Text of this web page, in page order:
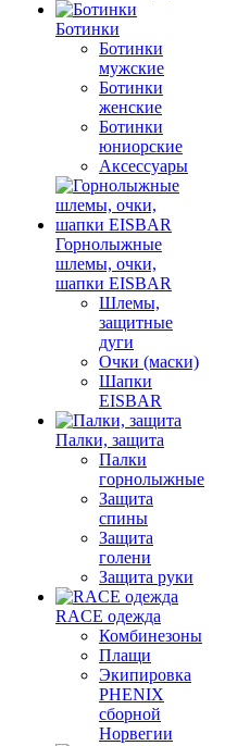
Ботинки
Ботинки
мужские
Ботинки
женские
Ботинки
юниорские
Аксессуары
Горнолыжные
шлемы, очки,
шапки EISBAR
Шлемы,
защитные
дуги
Очки (маски)
Шапки
EISBAR
Палки, защита
Палки
горнолыжные
Защита
спины
Защита
голени
Защита руки
RACE одежда
Комбинезоны
Плащи
Экипировка
PHENIX
сборной
Норвегии